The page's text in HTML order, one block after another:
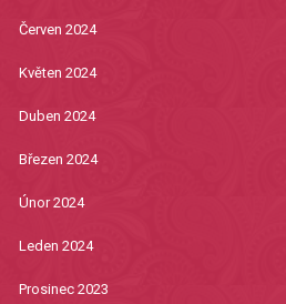
Červen 2024
Květen 2024
Duben 2024
Březen 2024
Únor 2024
Leden 2024
Prosinec 2023